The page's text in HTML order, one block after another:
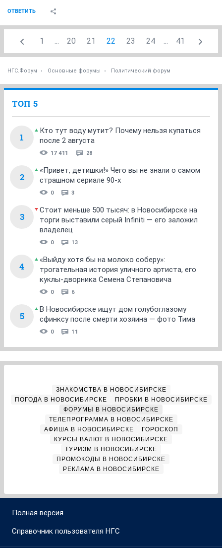
ОТВЕТИТЬ
1 ... 20 21 22 23 24 ... 41
НГС.Форум Основные форумы Политический форум
ТОП 5
1
Кто тут воду мутит? Почему нельзя купаться
после 2 августа
17 411 28
2
«Привет, детишки!» Чего вы не знали о самом
страшном сериале 90-х
0 3
3
Стоит меньше 500 тысяч: в Новосибирске на
торги выставили серый Infiniti — его заложил
владелец
0 13
4
«Выйду хотя бы на молоко соберу»:
трогательная история уличного артиста, его
куклы-дворника Семена Степановича
0 6
5
В Новосибирске ищут дом голубоглазому
сфинксу после смерти хозяина — фото Тима
0 11
ЗНАКОМСТВА В НОВОСИБИРСКЕ
ПОГОДА В НОВОСИБИРСКЕ
ПРОБКИ В НОВОСИБИРСКЕ
ФОРУМЫ В НОВОСИБИРСКЕ
ТЕЛЕПРОГРАММА В НОВОСИБИРСКЕ
АФИША В НОВОСИБИРСКЕ
ГОРОСКОП
КУРСЫ ВАЛЮТ В НОВОСИБИРСКЕ
ТУРИЗМ В НОВОСИБИРСКЕ
ПРОМОКОДЫ В НОВОСИБИРСКЕ
РЕКЛАМА В НОВОСИБИРСКЕ
Полная версия
Справочник пользователя НГС